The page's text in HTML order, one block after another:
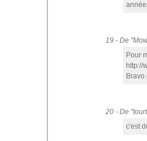
19 - De
Pour
http://
20 - De
c'est